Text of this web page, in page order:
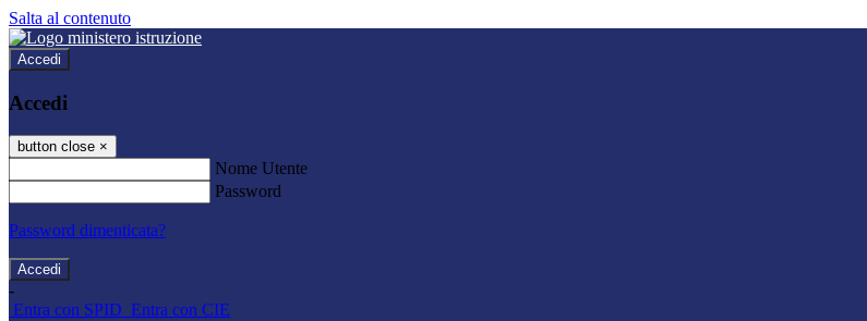
Salta al contenuto
Accedi
Accedi
button close ×
Nome Utente
Password
Password dimenticata?
-
Entra con SPID Entra con CIE